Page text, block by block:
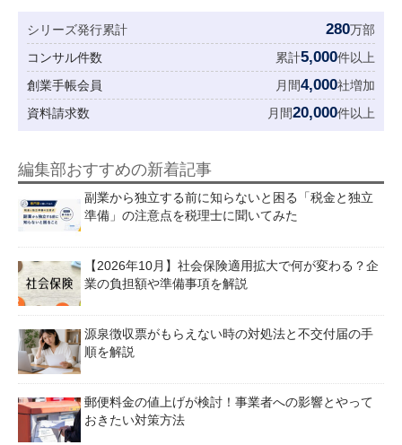
シリーズ発行累計 280万部
コンサル件数
累計5,000件以上
創業手帳会員
月間4,000社増加
資料請求数
月間20,000件以上
編集部おすすめの新着記事
副業から独立する前に知らないと困る「税金と独立
準備」の注意点を税理士に聞いてみた
【2026年10月】社会保険適用拡大で何が変わる？企
業の負担額や準備事項を解説
源泉徴収票がもらえない時の対処法と不交付届の手
順を解説
郵便料金の値上げが検討！事業者への影響とやって
おきたい対策方法